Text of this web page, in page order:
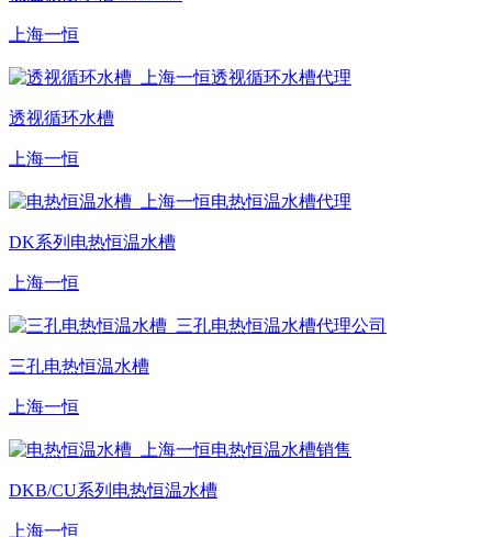
上海一恒
透视循环水槽
上海一恒
DK系列电热恒温水槽
上海一恒
三孔电热恒温水槽
上海一恒
DKB/CU系列电热恒温水槽
上海一恒